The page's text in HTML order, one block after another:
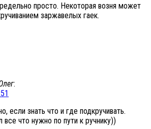
просто. Некоторая возня может
заржавелых гаек.
:
если знать что и где подкручивать.
все что нужно по пути к ручнику))